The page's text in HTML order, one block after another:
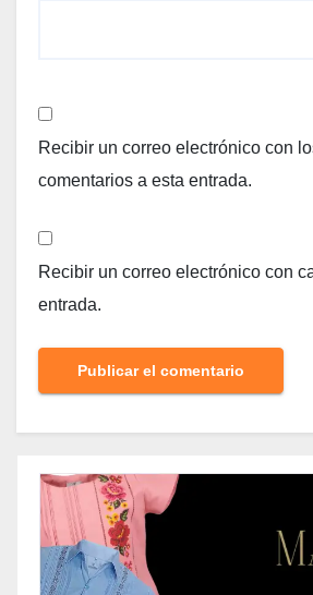
Recibir un correo electrónico con
comentarios a esta entrada.
Recibir un correo electrónico con
entrada.